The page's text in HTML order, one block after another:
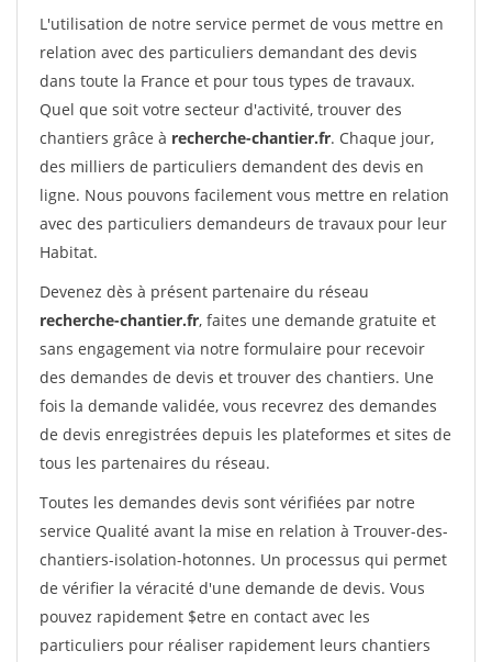
L'utilisation de notre service permet de vous mettre en
relation avec des particuliers demandant des devis
dans toute la France et pour tous types de travaux.
Quel que soit votre secteur d'activité, trouver des
chantiers grâce à recherche-chantier.fr. Chaque jour,
des milliers de particuliers demandent des devis en
ligne. Nous pouvons facilement vous mettre en relation
avec des particuliers demandeurs de travaux pour leur
Habitat.
Devenez dès à présent partenaire du réseau
recherche-chantier.fr, faites une demande gratuite et
sans engagement via notre formulaire pour recevoir
des demandes de devis et trouver des chantiers. Une
fois la demande validée, vous recevrez des demandes
de devis enregistrées depuis les plateformes et sites de
tous les partenaires du réseau.
Toutes les demandes devis sont vérifiées par notre
service Qualité avant la mise en relation à Trouver-des-
chantiers-isolation-hotonnes. Un processus qui permet
de vérifier la véracité d'une demande de devis. Vous
pouvez rapidement $etre en contact avec les
particuliers pour réaliser rapidement leurs chantiers